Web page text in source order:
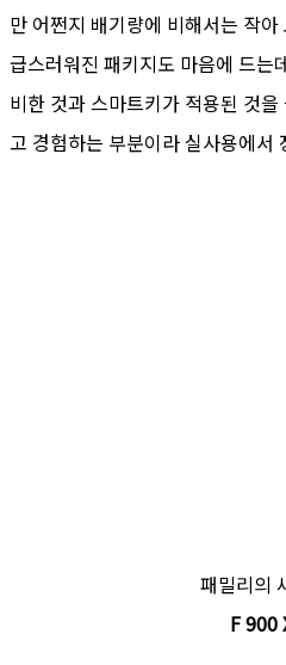
만 어쩐지 배기량에 비해서는 작
급스러워진 패키지도 마음에 드
비한 것과 스마트키가 적용된 것
고 경험하는 부분이라 실사용에서
패밀리의
F 900